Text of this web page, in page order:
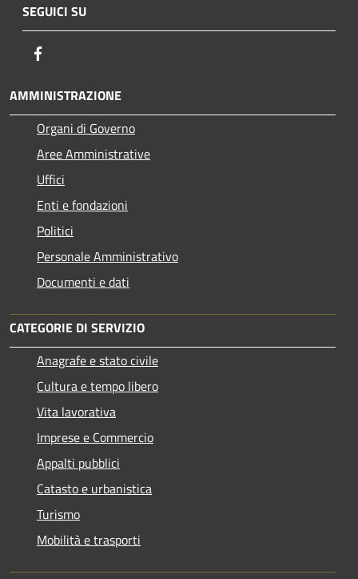
SEGUICI SU
AMMINISTRAZIONE
Organi di Governo
Aree Amministrative
Uffici
Enti e fondazioni
Politici
Personale Amministrativo
Documenti e dati
CATEGORIE DI SERVIZIO
Anagrafe e stato civile
Cultura e tempo libero
Vita lavorativa
Imprese e Commercio
Appalti pubblici
Catasto e urbanistica
Turismo
Mobilità e trasporti